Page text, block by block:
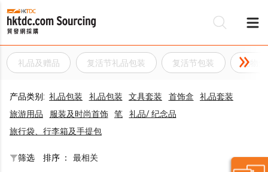
礼品及赠品 复活节礼品包装 复活节包装 礼物盒
产品类别: 礼品包装 礼品包装 文具套装 首饰盒
礼品套装
旅游用品
服装及时尚首饰 笔
礼品/ 纪念品
旅行袋、行李箱及手提包
筛选 排序 ： 最相关